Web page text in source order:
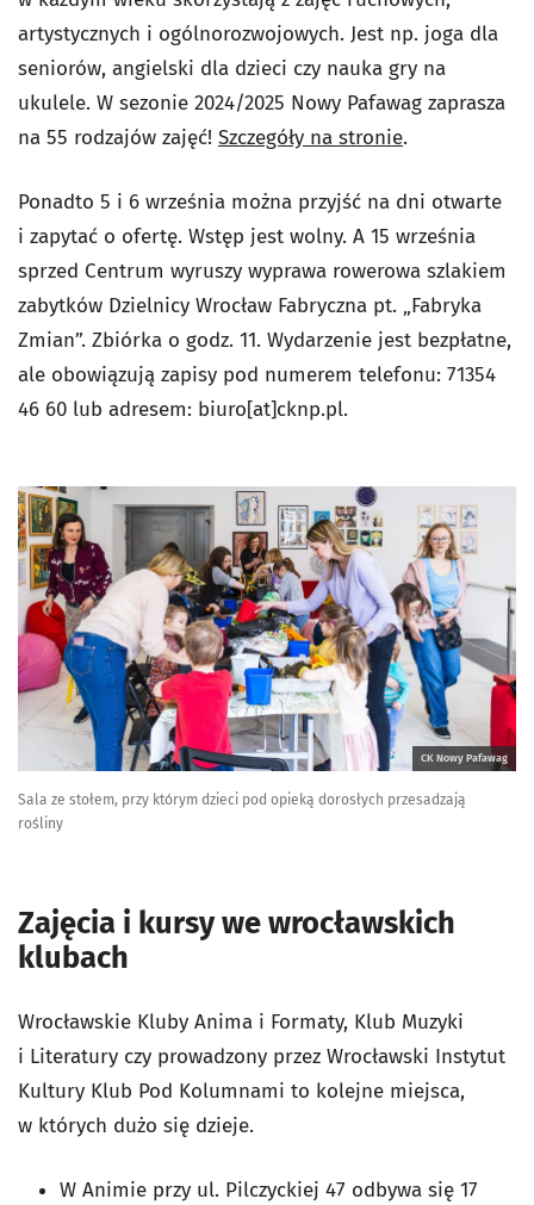
artystycznych i ogólnorozwojowych. Jest np. joga dla
seniorów, angielski dla dzieci czy nauka gry na
ukulele. W sezonie 2024/2025 Nowy Pafawag zaprasza
na 55 rodzajów zajęć! Szczegóły na stronie.
Ponadto 5 i 6 września można przyjść na dni otwarte
i zapytać o ofertę. Wstęp jest wolny. A 15 września
sprzed Centrum wyruszy wyprawa rowerowa szlakiem
zabytków Dzielnicy Wrocław Fabryczna pt. „Fabryka
Zmian”. Zbiórka o godz. 11. Wydarzenie jest bezpłatne,
ale obowiązują zapisy pod numerem telefonu: 71354
46 60 lub adresem: biuro[at]cknp.pl.
CK Nowy Pafawag
Sala ze stołem, przy którym dzieci pod opieką dorosłych przesadzają
rośliny
Zajęcia i kursy we wrocławskich
klubach
Wrocławskie Kluby Anima i Formaty, Klub Muzyki
i Literatury czy prowadzony przez Wrocławski Instytut
Kultury Klub Pod Kolumnami to kolejne miejsca,
w których dużo się dzieje.
W Animie przy ul. Pilczyckiej 47 odbywa się 17